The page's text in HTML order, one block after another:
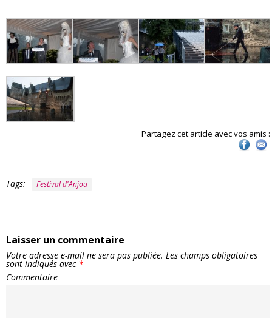
Partagez cet article avec vos amis :
Tags: Festival d'Anjou
Laisser un commentaire
Votre adresse e-mail ne sera pas publiée. Les champs obligatoires
sont indiqués avec *
Commentaire